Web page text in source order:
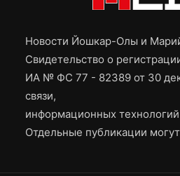
Новости Йошкар-Олы и
Свидетельство о
ИА № ФС 77 - 82389 от 30
связи,
информационных
Отдельные публикации